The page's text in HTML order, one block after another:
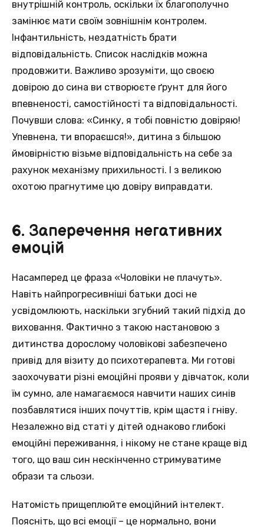
внутрішній контроль, оскільки їх благополучно
замінює мати своїм зовнішнім контролем.
Інфантильність, нездатність брати
відповідальність. Список наслідків можна
продовжити. Важливо зрозуміти, що своєю
довірою до сина ви створюєте ґрунт для його
впевненості, самостійності та відповідальності.
Почувши слова: «Синку, я тобі повністю довіряю!
Упевнена, ти впораєшся!», дитина з більшою
ймовірністю візьме відповідальність на себе за
рахунок механізму прихильності. І з великою
охотою прагнутиме цю довіру виправдати.
6. Заперечення негативних
емоцій
Насамперед це фраза «Чоловіки не плачуть».
Навіть найпрогресивніші батьки досі не
усвідомлюють, наскільки згубний такий підхід до
виховання. Фактично з такою настановою з
дитинства дорослому чоловікові забезпечено
привід для візиту до психотерапевта. Ми готові
заохочувати різні емоційні прояви у дівчаток, коли
їм сумно, але намагаємося навчити наших синів
позбавлятися інших почуттів, крім щастя і гніву.
Незалежно від статі у дітей однаково глибокі
емоційні переживання, і нікому не стане краще від
того, що ваш син нескінченно стримуватиме
образи та сльози.
Натомість прищеплюйте емоційний інтелект.
Поясніть, що всі емоції – це нормально, вони